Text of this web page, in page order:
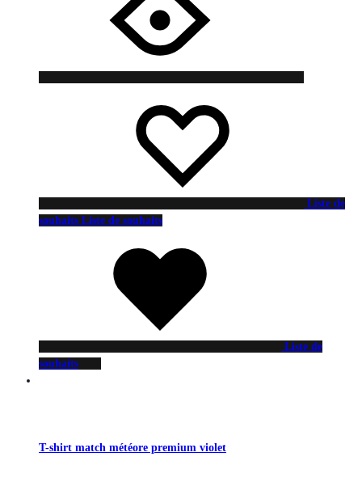
Liste de
souhaits Liste de souhaits
Liste de
souhaits
T-shirt match météore premium violet